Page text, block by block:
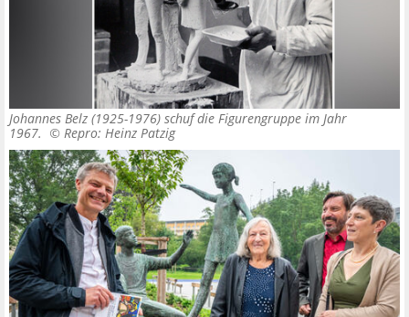
Johannes Belz (1925-1976) schuf die Figurengruppe im Jahr
1967. © Repro: Heinz Patzig